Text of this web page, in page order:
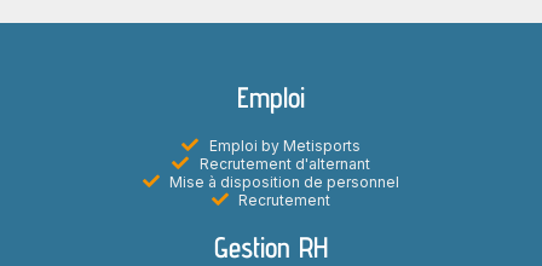
Emploi
Emploi by Metisports
Recrutement d'alternant
Mise à disposition de personnel
Recrutement
Gestion RH